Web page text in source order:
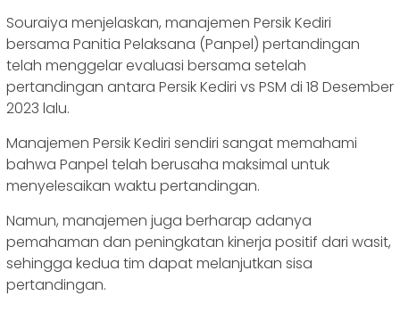
Souraiya menjelaskan, manajemen Persik Kediri
bersama Panitia Pelaksana (Panpel) pertandingan
telah menggelar evaluasi bersama setelah
pertandingan antara Persik Kediri vs PSM di 18 Desember
2023 lalu.
Manajemen Persik Kediri sendiri sangat memahami
bahwa Panpel telah berusaha maksimal untuk
menyelesaikan waktu pertandingan.
Namun, manajemen juga berharap adanya
pemahaman dan peningkatan kinerja positif dari wasit,
sehingga kedua tim dapat melanjutkan sisa
pertandingan.